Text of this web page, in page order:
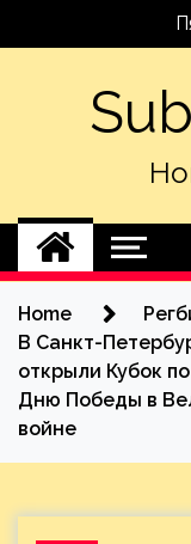
Home
В Санкт-
открыли Кубок
Дню Победы в
войне